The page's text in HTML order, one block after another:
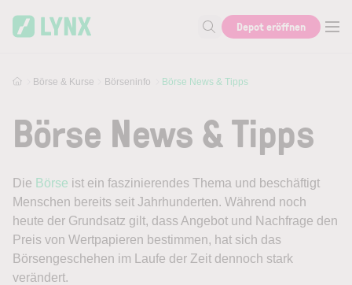
Suche nach Aktie, Autor...
Depot eröffnen
Börse & Kurse Börseninfo Börse News & Tipps
Börse News & Tipps
Die Börse ist ein faszinierendes Thema und beschäftigt
Menschen bereits seit Jahrhunderten. Während noch
heute der Grundsatz gilt, dass Angebot und Nachfrage den
Preis von Wertpapieren bestimmen, hat sich das
Börsengeschehen im Laufe der Zeit dennoch stark
verändert.